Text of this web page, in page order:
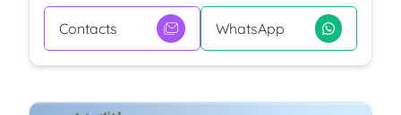
Contacts WhatsApp